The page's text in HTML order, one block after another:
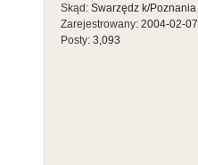
Skąd: Swarzędz k/Poznania
Zarejestrowany: 2004-02-07
Posty: 3,093